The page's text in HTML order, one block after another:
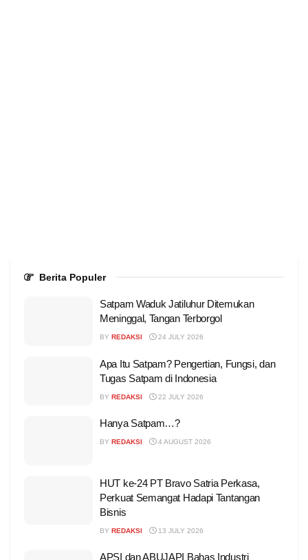
Berita Populer
Satpam Waduk Jatiluhur Ditemukan
Meninggal, Tangan Terborgol
BY REDAKSI 24 JULY 2026
Apa Itu Satpam? Pengertian, Fungsi, dan
Tugas Satpam di Indonesia
BY REDAKSI 22 JULY 2026
Hanya Satpam…?
BY REDAKSI 4 AUGUST 2026
HUT ke-24 PT Bravo Satria Perkasa,
Perkuat Semangat Hadapi Tantangan
Bisnis
BY REDAKSI 13 JULY 2026
APSI dan ABUJAPI Bahas Industri